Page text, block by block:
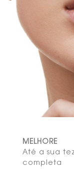
MELHORE​
Até a sua
completa ​